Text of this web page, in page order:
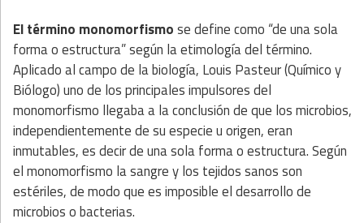
El término monomorfismose define como “de una sola
forma o estructura” según la etimología del término.
Aplicado al campo de la biología, Louis Pasteur (Químico y
Biólogo) uno de los principales impulsores del
monomorfismo llegaba a la conclusión de que los microbios,
independientemente de su especie u origen, eran
inmutables, es decir de una sola forma o estructura. Según
el monomorfismo la sangre y los tejidos sanos son
estériles, de modo que es imposible el desarrollo de
microbios o bacterias.